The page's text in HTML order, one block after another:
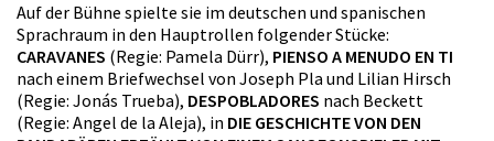
Auf der Bühne spielte sie im deutschen und spanischen
Sprachraum in den Hauptrollen folgender Stücke:
CARAVANES (Regie: Pamela Dürr), PIENSO A MENUDO EN TI
nach einem Briefwechsel von Joseph Pla und Lilian Hirsch
(Regie: Jonás Trueba), DESPOBLADORES nach Beckett
(Regie: Angel de la Aleja), in DIE GESCHICHTE VON DEN